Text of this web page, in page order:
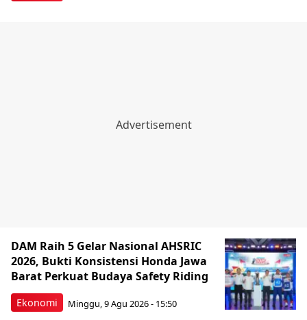
Ekonomi
DAM Raih 5 Gelar Nasional AHSRIC
2026, Bukti Konsistensi Honda Jawa
Barat Perkuat Budaya Safety Riding
Minggu, 9 Agu 2026 - 15:50